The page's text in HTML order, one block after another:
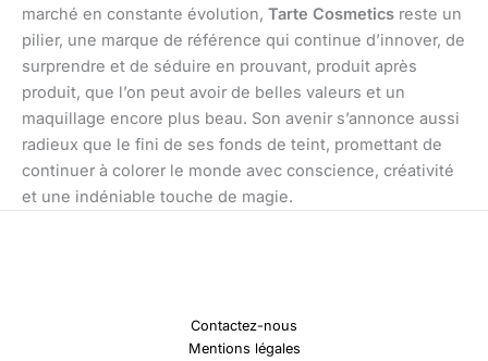
marché en constante évolution, Tarte Cosmetics reste un
pilier, une marque de référence qui continue d’innover, de
surprendre et de séduire en prouvant, produit après
produit, que l’on peut avoir de belles valeurs et un
maquillage encore plus beau. Son avenir s’annonce aussi
radieux que le fini de ses fonds de teint, promettant de
continuer à colorer le monde avec conscience, créativité
et une indéniable touche de magie.
Contactez-nous
Mentions légales